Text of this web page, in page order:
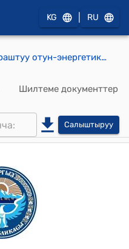
KG RU
КР Өкмөтүнө караштуу отун-энергетикалык комплексти жөнгө салуу боюнча мамлекеттик агенттик 2015-жылдын 6-августундагы ПЖ № 1 "Энергиянын жаңыланма булактарын пайдалануу менен электр энергиясын иштеп чыгуучу станциялар тарабынан берилген электр энергиясына тарифтерди эсептөө усулдугун бекитүү жөнүндө" буйругу
Шилтеме документтер
Салыштыруу